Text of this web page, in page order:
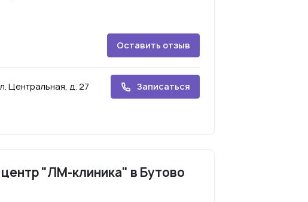
Оставить отзыв
Центральная, д. 27 Записаться
"ЛМ-клиника" в Бутово